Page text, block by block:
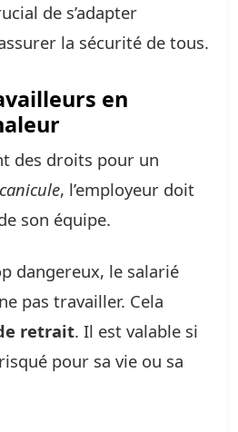
de s’adapter
la sécurité de tous.
en
des droits pour un
canicule, l’employeur doit
son équipe.
dangereux, le salarié
pas travailler. Cela
retrait. Il est valable si
pour sa vie ou sa